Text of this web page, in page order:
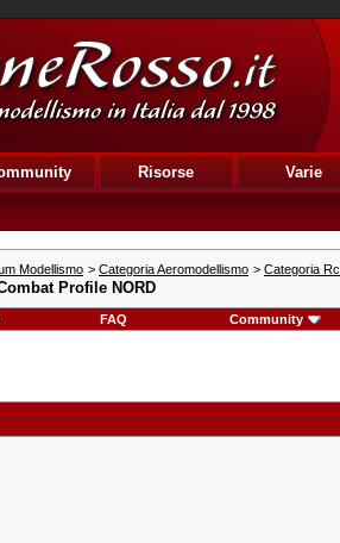
Risorse Varie
Modellismo > Categoria Aeromodellismo > Categoria
Profile NORD
FAQ Community